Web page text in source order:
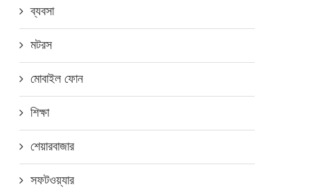
প্রথম ৪ মাসে ওয়ালটন এসি বিক্রিতে ১৫০
শতাংশ...
এক জমি বারবার বন্ধক রাখা
ব্যবসা
মটরস
মোবাইল ফোন
শিক্ষা
শেয়ারবাজার
সফটওয়্যার